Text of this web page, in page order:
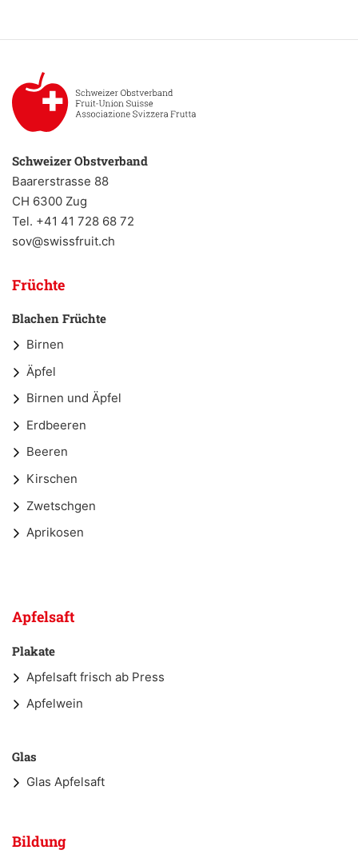
Schweizer Obstverband
Baarerstrasse 88
CH 6300 Zug
Tel. +41 41 728 68 72
sov@swissfruit.ch
Früchte
Blachen Früchte
Birnen
Äpfel
Birnen und Äpfel
Erdbeeren
Beeren
Kirschen
Zwetschgen
Aprikosen
Apfelsaft
Plakate
Apfelsaft frisch ab Press
Apfelwein
Glas
Glas Apfelsaft
Bildung